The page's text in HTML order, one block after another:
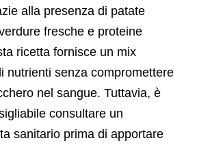
alla presenza di patate
fresche e proteine
ricetta fornisce un mix
nutrienti senza compromettere
nel sangue. Tuttavia, è
consultare un
sanitario prima di apportare